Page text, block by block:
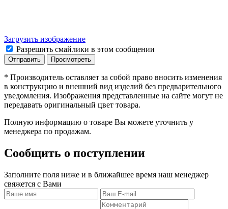
Загрузить изображение
Разрешить смайлики в этом сообщении
* Производитель оставляет за собой право вносить изменения
в конструкцию и внешний вид изделий без предварительного
уведомления. Изображения представленные на сайте могут не
передавать оригинальный цвет товара.
Полную информацию о товаре Вы можете уточнить у
менеджера по продажам.
Сообщить о поступлении
Заполните поля ниже и в ближайшее время наш менеджер
свяжется с Вами